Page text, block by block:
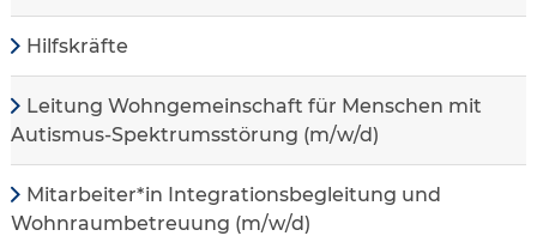
Hilfskräfte
Leitung Wohngemeinschaft für Menschen mit
Autismus-Spektrumsstörung (m/w/d)
Mitarbeiter*in Integrationsbegleitung und
Wohnraumbetreuung (m/w/d)